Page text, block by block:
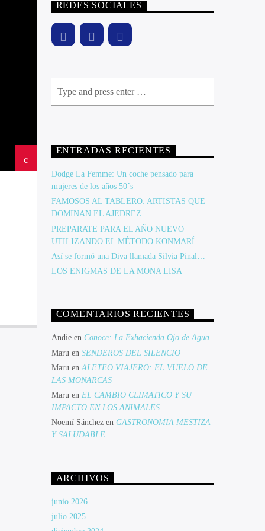
REDES SOCIALES
ENTRADAS RECIENTES
Dodge La Femme: Un coche pensado para
mujeres de los años 50´s
FAMOSOS AL TABLERO: ARTISTAS QUE
DOMINAN EL AJEDREZ
PREPARATE PARA EL AÑO NUEVO
UTILIZANDO EL MÉTODO KONMARÍ
Así se formó una Diva llamada Silvia Pinal…
LOS ENIGMAS DE LA MONA LISA
COMENTARIOS RECIENTES
Andieen Conoce: La Exhacienda Ojo de Agua
Maru en SENDEROS DEL SILENCIO
Maru en ALETEO VIAJERO: EL VUELO DE
LAS MONARCAS
Maru en EL CAMBIO CLIMATICO Y SU
IMPACTO EN LOS ANIMALES
Noemí Sánchezen GASTRONOMIA MESTIZA
Y SALUDABLE
ARCHIVOS
junio 2026
julio 2025